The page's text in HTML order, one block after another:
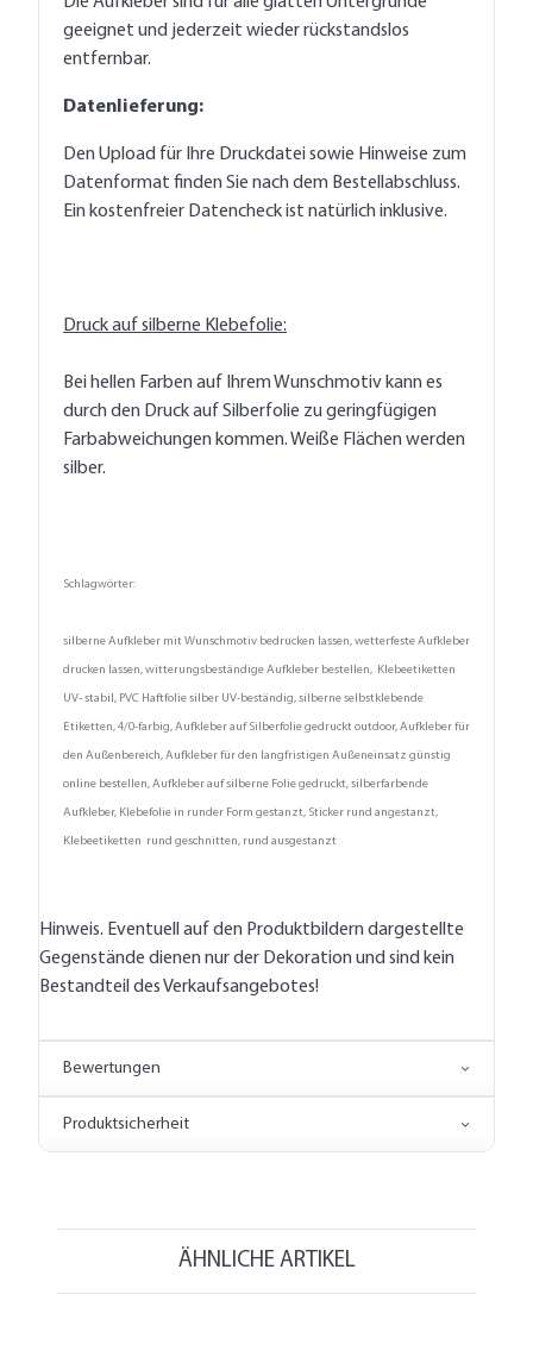
geeignet und jederzeit wieder rückstandslos
entfernbar.
Datenlieferung:
Den Upload für Ihre Druckdatei sowie Hinweise zum
Datenformat finden Sie nach dem Bestellabschluss.
Ein kostenfreier Datencheck ist natürlich inklusive.
Druck auf silberne Klebefolie:
Bei hellen Farben auf Ihrem Wunschmotiv kann es
durch den Druck auf Silberfolie zu geringfügigen
Farbabweichungen kommen. Weiße Flächen werden
silber.
Schlagwörter:
silberne Aufkleber mit Wunschmotiv bedrucken lassen, wetterfeste Aufkleber
drucken lassen, witterungsbeständige Aufkleber bestellen, Klebeetiketten
UV- stabil, PVC Haftfolie silber UV-beständig, silberne selbstklebende
Etiketten, 4/0-farbig, Aufkleber auf Silberfolie gedruckt outdoor, Aufkleber für
den Außenbereich, Aufkleber für den langfristigen Außeneinsatz günstig
online bestellen, Aufkleber auf silberne Folie gedruckt, silberfarbende
Aufkleber, Klebefolie in runder Form gestanzt, Sticker rund angestanzt,
Klebeetiketten rund geschnitten, rund ausgestanzt
Hinweis. Eventuell auf den Produktbildern dargestellte
Gegenstände dienen nur der Dekoration und sind kein
Bestandteil des Verkaufsangebotes!
Bewertungen
Produktsicherheit
ÄHNLICHE ARTIKEL